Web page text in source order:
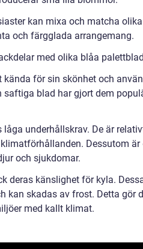
kan mixa och matcha
och färgglada arrangemang.
med olika blåa
för sin skönhet och
saftiga blad har gjort dem
underhållskrav. De är
Dessutom är
och sjukdomar.
deras känslighet för kyla.
kan skadas av frost. Detta gör
med kallt klimat.